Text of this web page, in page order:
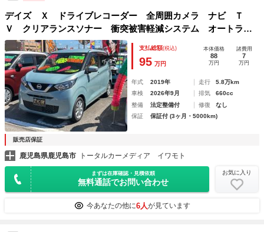
デイズ Ｘ ドライブレコーダー 全周囲カメラ ナビ Ｔ
Ｖ クリアランスソナー 衝突被害軽減システム オートライ
ト スマートキー アイドリングストップ 電動格納ミラー
ベンチシート ＣＶＴ 盗難防止システム ＡＢＳ
支払総額(税込)
95 万円
本体価格
88
万円
諸費用
7
万円
年式 2019年 走行
5.8万km
車検
2026年9月 排気
660cc
整備
法定整備付 修復
なし
保証
保証付 (3ヶ月・5000km)
販売店保証
鹿児島県鹿児島市 トータルカーメディア イワモト
まずは在庫確認・見積依頼
無料通話でお問い合わせ
お気に入り
今あなたの他に6人が見ています